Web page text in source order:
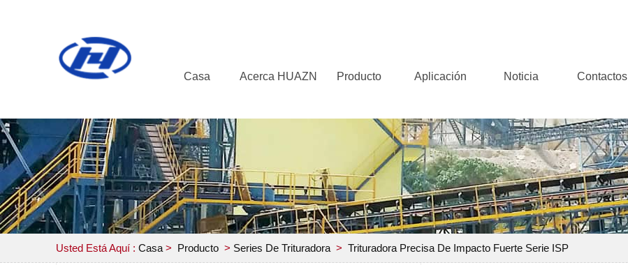
Casa Acerca HUAZN Producto Aplicación Noticia Contactos
Usted Está Aquí : Casa > Producto > Series De Trituradora > Trituradora Precisa De Impacto Fuerte Serie ISP